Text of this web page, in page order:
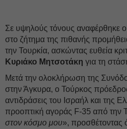
Σε υψηλούς τόνους αναφέρθηκε ο
στο ζήτημα της πιθανής
την Τουρκία, ασκώντας ευθεία
Κυριάκο Μητσοτάκη για τη
Μετά την ολοκλήρωση της
στην Άγκυρα, ο Τούρκος
αντιδράσεις του Ισραήλ και της
προοπτική αγοράς F-35 από την
στον κόσμο μου», προσθέτοντας